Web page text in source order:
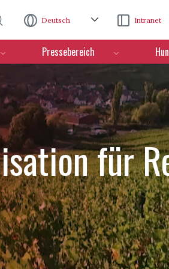
Deutsch Intranet
Pressebereich
für